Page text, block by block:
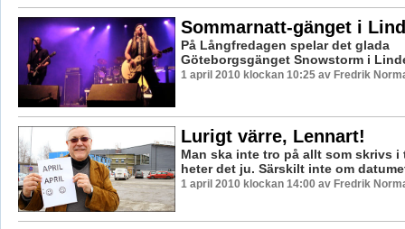
Sommarnatt-gänget i
På Långfredagen spelar det glada
Göteborgsgänget Snowstorm i
1 april 2010 klockan 10:25 av Fredrik
Lurigt värre, Lennart!
Man ska inte tro på allt som skrivs i
heter det ju. Särskilt inte om
1 april 2010 klockan 14:00 av Fredrik